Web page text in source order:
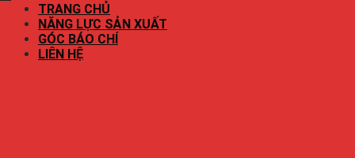
TRANG CHỦ
NĂNG LỰC SẢN XUẤT
GÓC BÁO CHÍ
LIÊN HỆ